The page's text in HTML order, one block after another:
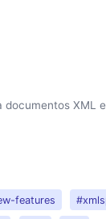
XML
features